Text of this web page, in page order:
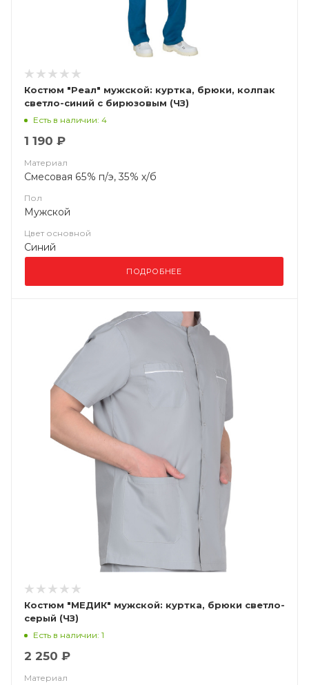
Костюм "Реал" мужской: куртка, брюки, колпак
светло-синий с бирюзовым (ЧЗ)
Есть в наличии: 4
1 190 ₽
Материал
Смесовая 65% п/э, 35% х/б
Пол
Мужской
Цвет основной
Синий
ПОДРОБНЕЕ
Костюм "МЕДИК" мужской: куртка, брюки светло-
серый (ЧЗ)
Есть в наличии: 1
2 250 ₽
Материал